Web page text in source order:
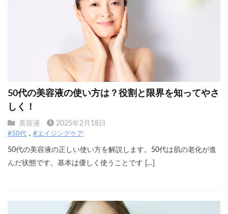
50代の美容液の使い方は？役割と限界を知ってやさ
しく！
美容液 2025年2月18日
#50代 #エイジングケア
50代の美容液の正しい使い方を解説します。50代は肌の老化が進
んだ状態です。基本は優しく使うことです […]